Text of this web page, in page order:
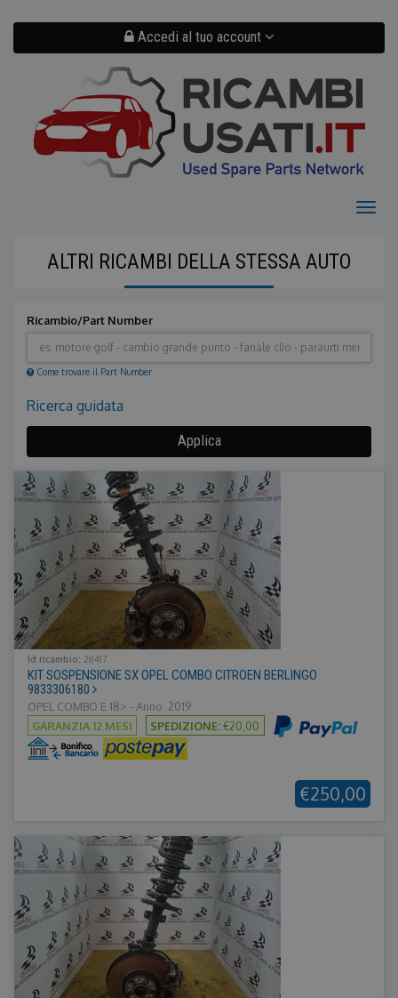
contenuto
Accedi al tuo account
ALTRI RICAMBI DELLA STESSA AUTO
Ricambio/Part Number
Come trovare il Part Number
Nascondi
Ricerca guidata
Applica
Id ricambio: 28417
KIT SOSPENSIONE SX OPEL COMBO CITROEN BERLINGO
9833306180
OPEL COMBO E 18> - Anno: 2019
GARANZIA 12 MESI
SPEDIZIONE:€20,00
€250,00